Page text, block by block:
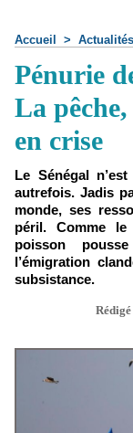
Accueil > Actualités
Pénurie
La
en crise
Le Sénégal
autrefois. Jadis
monde, ses
péril. Comme
poisson
l’émigration
subsistance.